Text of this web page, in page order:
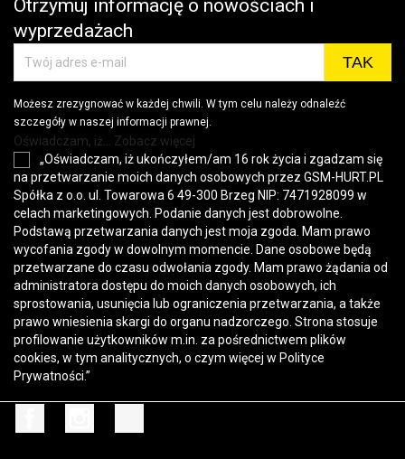
Otrzymuj informację o nowościach i
wyprzedażach
Możesz zrezygnować w każdej chwili. W tym celu należy odnaleźć
szczegóły w naszej informacji prawnej.
Oświadczam, iż... Zobacz więcej
„Oświadczam, iż ukończyłem/am 16 rok życia i zgadzam się
na przetwarzanie moich danych osobowych przez GSM-HURT.PL
Spółka z o.o. ul. Towarowa 6 49-300 Brzeg NIP: 7471928099 w
celach marketingowych. Podanie danych jest dobrowolne.
Podstawą przetwarzania danych jest moja zgoda. Mam prawo
wycofania zgody w dowolnym momencie. Dane osobowe będą
przetwarzane do czasu odwołania zgody. Mam prawo żądania od
administratora dostępu do moich danych osobowych, ich
sprostowania, usunięcia lub ograniczenia przetwarzania, a także
prawo wniesienia skargi do organu nadzorczego. Strona stosuje
profilowanie użytkowników m.in. za pośrednictwem plików
cookies, w tym analitycznych, o czym więcej w Polityce
Prywatności.”